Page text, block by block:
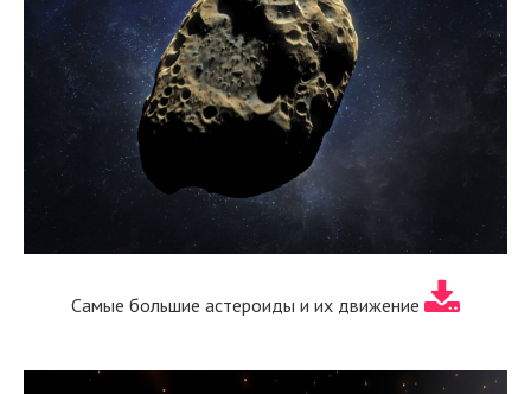
Самые большие астероиды и их движение